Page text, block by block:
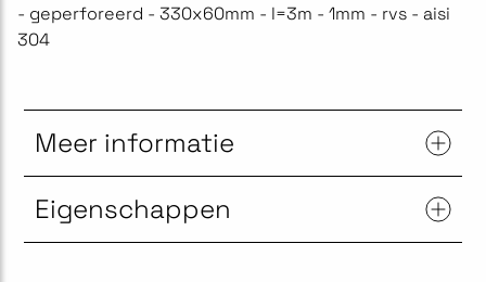
- geperforeerd - 330x60mm - l=3m - 1mm - rvs - aisi
304
Meer informatie
Eigenschappen